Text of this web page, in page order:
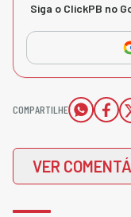
Siga o ClickPB no
COMPARTILHE
VER